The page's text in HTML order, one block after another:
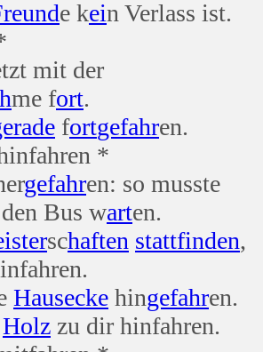
e kein Verlass ist.
mit der
me fort.
fortgefahren.
*
gefahren: so musste
Bus warten.
schaften stattfinden,
Hausecke hingefahren.
Holz zu dir hinfahren.